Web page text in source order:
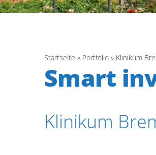
Startseite » Portfolio» Klinikum
Smart
Klinikum